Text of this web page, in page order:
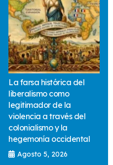
La farsa histórica del
liberalismo como
legitimador de la
violencia a través del
colonialismo y la
hegemonía occidental
Agosto 5, 2026